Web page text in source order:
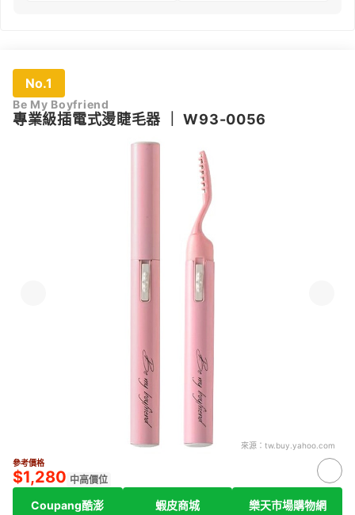
No.1
Be My Boyfriend
專業級插電式燙睫毛器 ｜W93-0056
來源： tw.buy.yahoo.com
參考價格
$1,280 中高價位
Coupang酷澎 蝦皮商城 樂天市場購物網